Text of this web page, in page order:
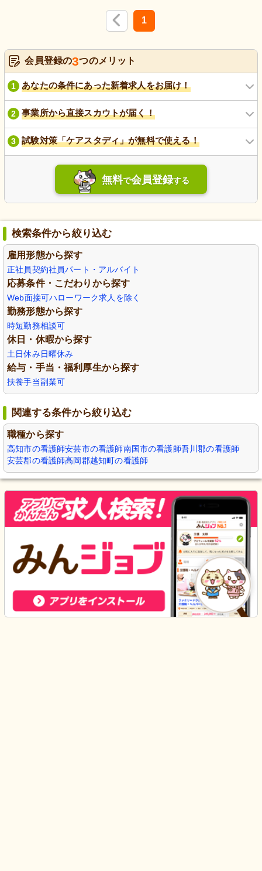
1
会員登録の3つのメリット
1 あなたの条件にあった新着求人をお届け！
2 事業所から直接スカウトが届く！
3 試験対策「ケアスタディ」が無料で使える！
無料で会員登録する
検索条件から絞り込む
雇用形態から探す
正社員契約社員パート・アルバイト
応募条件・こだわりから探す
Web面接可ハローワーク求人を除く
勤務形態から探す
時短勤務相談可
休日・休暇から探す
土日休み日曜休み
給与・手当・福利厚生から探す
扶養手当副業可
関連する条件から絞り込む
職種から探す
高知市の看護師安芸市の看護師南国市の看護師吾川郡の看護師
安芸郡の看護師高岡郡越知町の看護師